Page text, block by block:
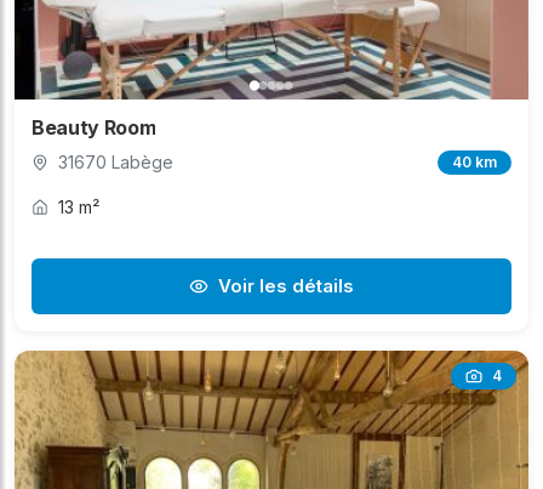
Beauty Room
31670 Labège 40 km
13 m²
Voir les détails
4